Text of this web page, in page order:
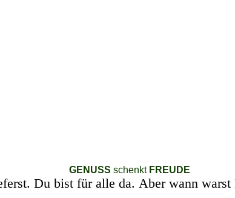
GENUSS schenkt FREUDE
Du bist für alle da. Aber wann